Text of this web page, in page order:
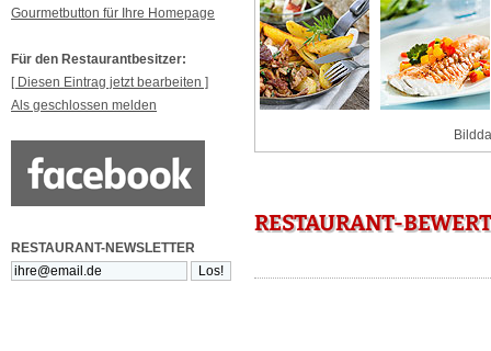
Gourmetbutton für Ihre Homepage
Für den Restaurantbesitzer:
[ Diesen Eintrag jetzt bearbeiten ]
Als geschlossen melden
RESTAURANT-NEWSLETTER
RESTAURANT-